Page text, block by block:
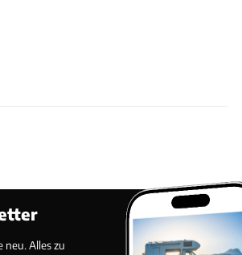
neu. Alles zu